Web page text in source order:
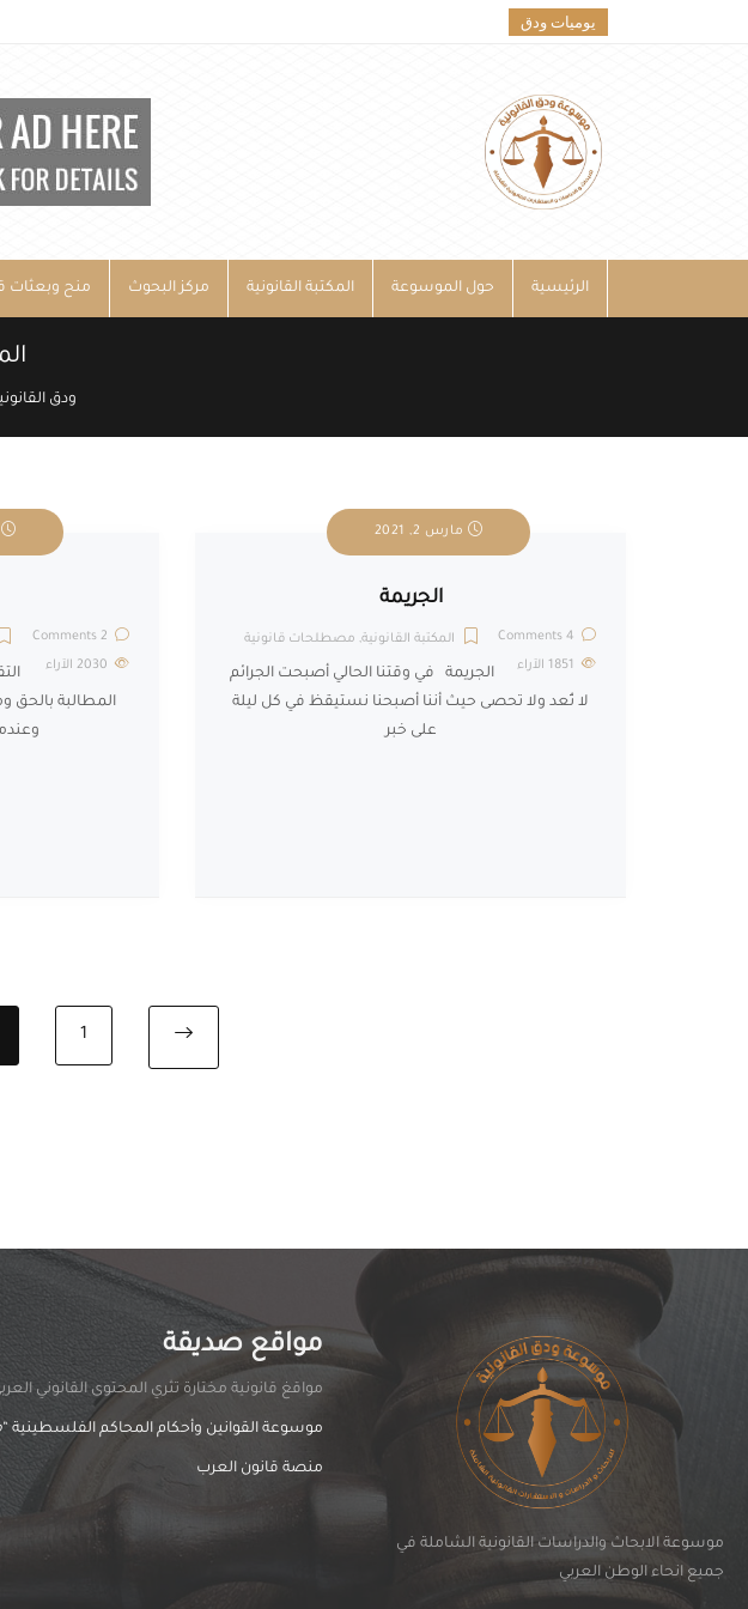
يوميات ودق
الرئيسية حول الموسوعة المكتبة القانونية مركز البحوث منح وبعثات
ودق
مارس 2, 2021
الجريمة
المكتبة القانونية, مصطلحات قانونية
4 Comments
الآراء
الجريمة في وقتنا الحالي أصبحت الجرائم
لا تُعد ولا تحصى حيث أننا أصبحنا نستيقظ في كل ليلة
على خبر
2 Comments
الآراء
المطالبة
Previous page
1
موسوعة الابحاث والدراسات القانونية الشاملة في
جميع انحاء الوطن العربي
مواقع صديقة
مواقغ قانونية مختارة تثري المحتوى القانوني
موسوعة القوانين وأحكام المحاكم الفلسطينية “
منصة قانون العرب